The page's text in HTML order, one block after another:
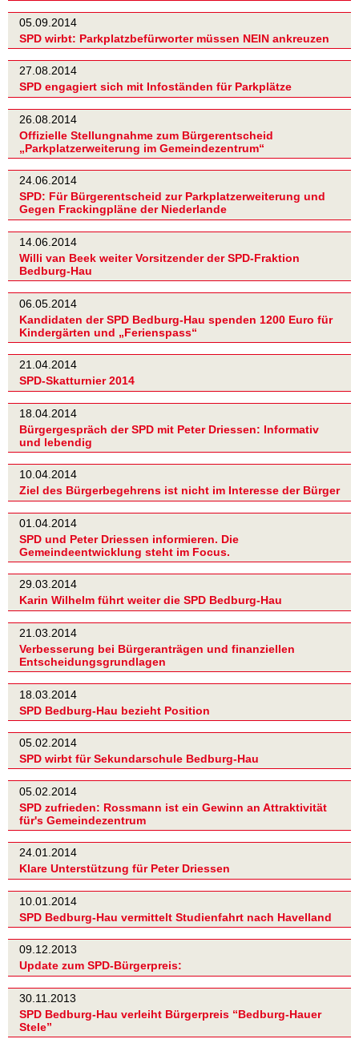
05.09.2014
SPD wirbt: Parkplatzbefürworter müssen NEIN ankreuzen
27.08.2014
SPD engagiert sich mit Infoständen für Parkplätze
26.08.2014
Offizielle Stellungnahme zum Bürgerentscheid
„Parkplatzerweiterung im Gemeindezentrum“
24.06.2014
SPD: Für Bürgerentscheid zur Parkplatzerweiterung und
Gegen Frackingpläne der Niederlande
14.06.2014
Willi van Beek weiter Vorsitzender der SPD-Fraktion
Bedburg-Hau
06.05.2014
Kandidaten der SPD Bedburg-Hau spenden 1200 Euro für
Kindergärten und „Ferienspass“
21.04.2014
SPD-Skatturnier 2014
18.04.2014
Bürgergespräch der SPD mit Peter Driessen: Informativ
und lebendig
10.04.2014
Ziel des Bürgerbegehrens ist nicht im Interesse der Bürger
01.04.2014
SPD und Peter Driessen informieren. Die
Gemeindeentwicklung steht im Focus.
29.03.2014
Karin Wilhelm führt weiter die SPD Bedburg-Hau
21.03.2014
Verbesserung bei Bürgeranträgen und finanziellen
Entscheidungsgrundlagen
18.03.2014
SPD Bedburg-Hau bezieht Position
05.02.2014
SPD wirbt für Sekundarschule Bedburg-Hau
05.02.2014
SPD zufrieden: Rossmann ist ein Gewinn an Attraktivität
für's Gemeindezentrum
24.01.2014
Klare Unterstützung für Peter Driessen
10.01.2014
SPD Bedburg-Hau vermittelt Studienfahrt nach Havelland
09.12.2013
Update zum SPD-Bürgerpreis:
30.11.2013
SPD Bedburg-Hau verleiht Bürgerpreis “Bedburg-Hauer
Stele”